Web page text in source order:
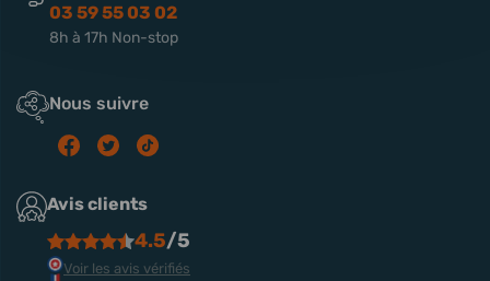
03 59 55 03 02
8h à 17h Non-stop
Nous suivre
Avis clients
4.5/5
Voir les avis vérifiés